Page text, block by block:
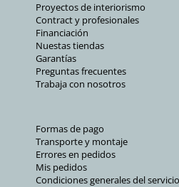
Proyectos de interiorismo
Contract y profesionales
Financiación
Nuestas tiendas
Garantías
Preguntas frecuentes
Trabaja con nosotros
Formas de pago
Transporte y montaje
Errores en pedidos
Mis pedidos
Condiciones generales del servicio